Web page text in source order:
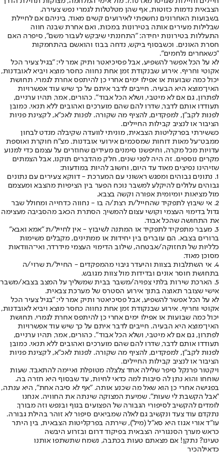
הצבאית נדמות כזוטות, אף שהן מטלטלות לגמרי נפש צעירה.
בשבועות האחרונים נחשפתי לאירועים קשים מאוד, ביניהם אם לחיילת
שבלילות מעירים אותה בטירונות במכות, ואם אחרת שבנה חווה
התעללות בטירונות יחידה: "התחננתי שיבקש לעבור משם", סיפרה האם
חסרת האונים. וכשבסוף ביקש, נדחה בבוז והואשם בהתחמקות
"כשאחרים נלחמים".
לא על הכל אפשר להשפיע, אבל פסיכיאטר ותיק אמר לי: "בגיל צעיר הכל
אקוטי וחריף. אירוע שבנקודת זמן אחת נחווה כחסר מוצא ויביא לאובדנות,
יכול כמה שבועות או אפילו ימים אחרי כן להיתפס אחרת לגמרי. תחושת
האין־מוצא היא הבעיה. חייבים לדבר איתם על כך שיש עוד אפשרויות
לפתרון, גם אם לא מיטבי, ושלא הכל אבוד". כהורים, אמר, תהיו ערניים,
תעודדו אותם לדבר, שדרו להם שהם מוערכים ואהובים ללא תנאי. כמובן
לפנות לקב"ן, למפקדים, להציף מה שקורה. לפנות לאכ"א, לקצינת פניות
הציבור או לנציב קבילות החיילים.
כששירתי בפרקליטות הצבאית, מוניתי לוועדה שקיבלה מנדט לבחון
ממבט־על מאות דוחות שמסכמים אירועי אובדנות. מצ"ח חוקרת ואוספת
עדויות מכל מקרה, וחיפשנו סימנים מעידים שחוזרים על עצמם כדי למנוע
מקרים נוספים. זה היה לפני שנים, חלק מהדברים תוקנו, אבל הצמתים
שזיהינו נפיצים מאוד עד היום, וחשוב להיות במודעות:
1. נתונים גבוהים ומפגש ראשוני עם המערכת - דווקא צעירים עם נתונים
גבוהים עלולים להיקלע למשבר נוכח הפער בין הציפיות מהצבא ומעצמם
מול מציאות יומיומית אפורה וקשה בצבא.
2. אי שיבוץ לתפקיד שהחייל/ת רצת/ה בו - נחווה כדחייה ומחולל שבר
גדול בדימוי העצמי וקושי עצום להמשיך. הסתרת הכאב מהסביבה מעצימה
את התחושה שהכל אבוד.
3. מעבר מתפקיד לתפקיד או המתנה לשיבוץ - אין לחייל/ת "אמא ואבא"
ברורים בצבא. הם עוברים בין יחידות או ממתינים, מקבלים משימות
כלליות של תחזוקה/אבטחה, שילוב הדימוי העצמי מידרדר, ואי־הוודאות
מסוכן מאוד.
4. אי השתלבות בצוות והיעדר גיבוי מהמפקדים - החייל/ת שרוי/ה
בתחושת חוסר אונים ובדידות מול צוות מגובש.
5. הארכת שירות בלתי צפויה/משבר בבית שמשליך על המצב בצבא/משבר
אישי שצובר תאוצה בתוך אירוע הסטרס של מערכת צבאית.
לא על הכל אפשר להשפיע, אבל פסיכיאטר ותיק אמר לי: "בגיל צעיר הכל
אקוטי וחריף. אירוע שבנקודת זמן אחת נחווה כחסר מוצא ויביא לאובדנות,
יכול כמה שבועות או אפילו ימים אחרי כן להיתפס אחרת לגמרי. תחושת
האין־מוצא היא הבעיה. חייבים לדבר איתם על כך שיש עוד אפשרויות
לפתרון, גם אם לא מיטבי, ושלא הכל אבוד". כהורים, אמר, תהיו ערניים,
תעודדו אותם לדבר, שדרו להם שהם מוערכים ואהובים ללא תנאי. כמובן
לפנות לקב"ן, למפקדים, להציף מה שקורה. לפנות לאכ"א, לקצינת פניות
הציבור או לנציב קבילות החיילים.
ויקטור פרנקל סיפר שלילה אחד צלצלה מטופלת ואיימה להתאבד. שעות
שוחחו והוא נתן לה סיבות למה כדאי לחיות, עד שבסוף היא חזרה בה.
בפגישה אחרי כן הוא שאל מה שכנע אותה. "אף לא סיבה אחת", היא ענתה,
"אבל הקשבת לי שעות". שמיעת המצוקה שינתה את החוויה. אנחנו
לומדים להקשיב לסיפורי הגבורה של הפצועים בגוף ובנפש וזה מבורך.
נתקדם עוד צעד ונקשיב גם לאלה שמביאים סיפור לא זוהר בהילת גבורה.
עו"ד אורי אגוז היא סא"ל (מיל'), שירתה בפרקליטות הצבאית, בין היתר
כראש מערך הסנגוריה הצבאית בפיקוד דרום ובזרוע היבשה
טעינו? נתקן! אם מצאתם טעות בכתבה, נשמח שתשתפו אותנו
כדאילהכיר